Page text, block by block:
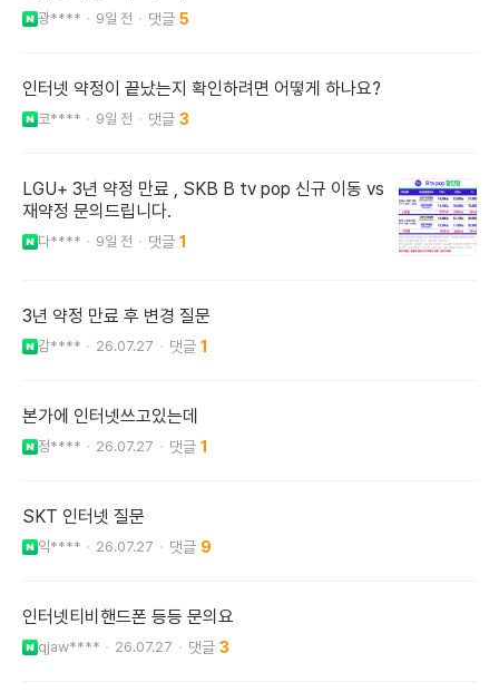
광**** 9일 전 5
인터넷 약정이 끝났는지 확인하려면 어떻게 하나요?
코**** 9일 전 3
LGU+ 3년 약정 만료 , SKB B tv pop 신규 이동 vs
재약정 문의드립니다.
다**** 9일 전 1
3년 약정 만료 후 변경 질문
감**** 26.07.27 1
본가에 인터넷쓰고있는데
정**** 26.07.27 1
SKT 인터넷 질문
익**** 26.07.27 9
인터넷티비핸드폰 등등 문의요
qjaw**** 26.07.27 3